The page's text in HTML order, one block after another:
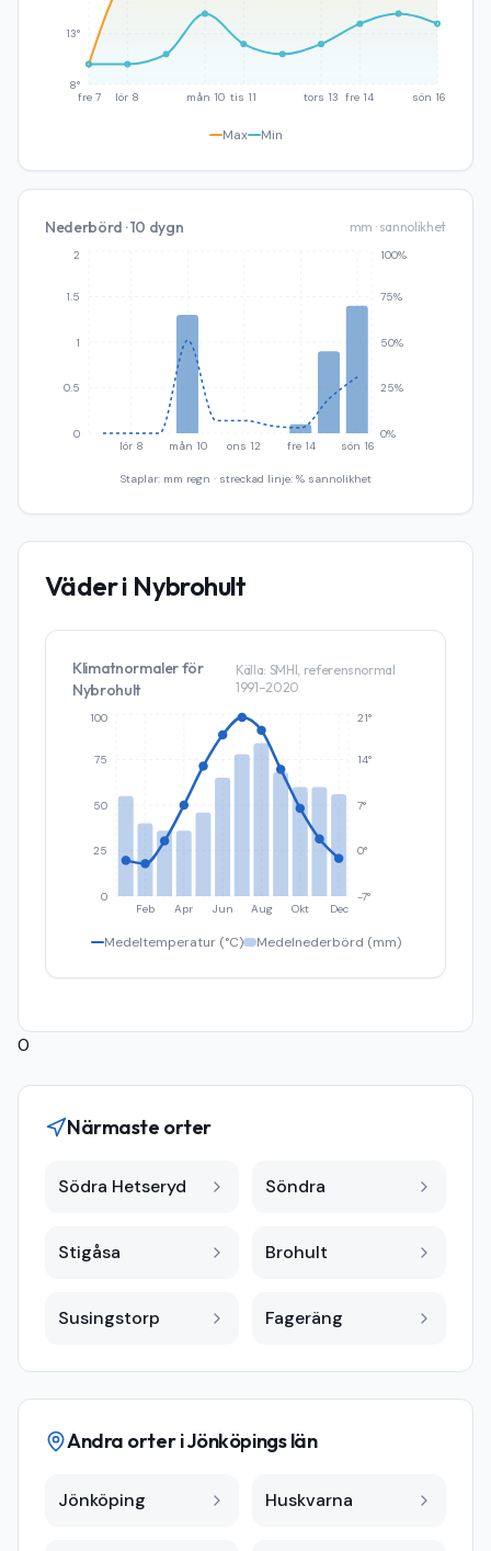
fre 7 lör 8 mån 10 tis 11 tors 13 fre 14 sön 16
8°
13°
Max Min
Nederbörd · 10 dygn mm · sannolikhet
lör 8 mån 10 ons 12 fre 14 sön 16
0
0.5
1
1.5
2
0%
25%
50%
75%
100%
Staplar: mm regn · streckad linje: % sannolikhet
Väder i Nybrohult
Klimatnormaler för
Nybrohult
Källa: SMHI, referensnormal
1991–2020
Feb Apr Jun Aug Okt Dec
0
25
50
75
100
-7°
0°
7°
14°
21°
Medeltemperatur (°C) Medelnederbörd (mm)
0
Närmaste orter
Södra Hetseryd Söndra
Stigåsa Brohult
Susingstorp Fageräng
Andra orter iJönköpings län
Jönköping Huskvarna